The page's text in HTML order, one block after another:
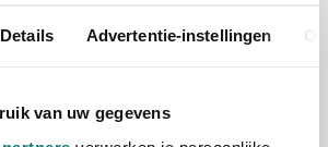
Details Advertentie-instellingen
van uw gegevens
laten bedrukken met jouw
effectief promotiemiddel. Kies